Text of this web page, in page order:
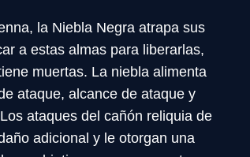
la Niebla Negra atrapa sus
a estas almas para liberarlas,
muertas. La niebla alimenta
ataque, alcance de ataque y
ataques del cañón reliquia de
adicional y le otorgan una